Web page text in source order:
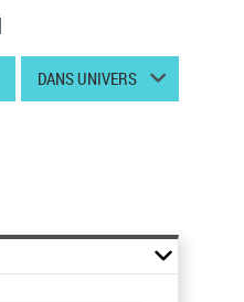
DANS UNIVERS